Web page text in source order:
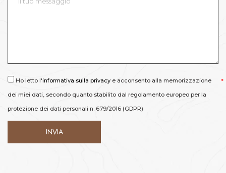
Ho letto l'informativa sulla privacy e acconsento alla memorizzazione
dei miei dati, secondo quanto stabilito dal regolamento europeo per la
protezione dei dati personali n. 679/2016 (GDPR)